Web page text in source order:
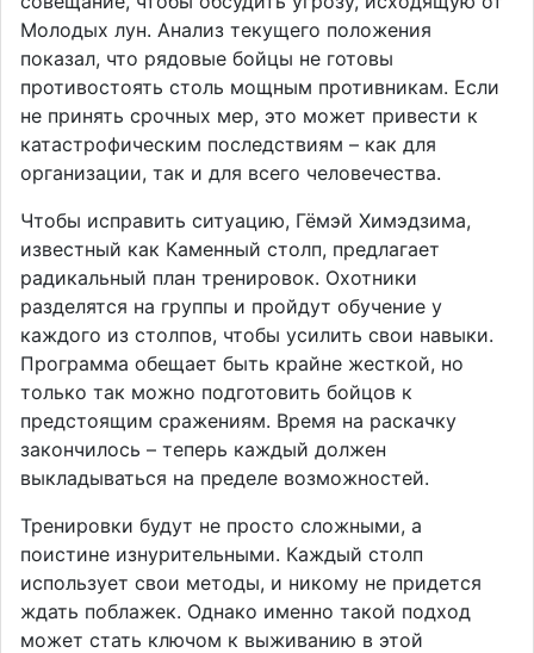
Молодых лун. Анализ текущего положения
показал, что рядовые бойцы не готовы
противостоять столь мощным противникам. Если
не принять срочных мер, это может привести к
катастрофическим последствиям – как для
организации, так и для всего человечества.
Чтобы исправить ситуацию, Гёмэй Химэдзима,
известный как Каменный столп, предлагает
радикальный план тренировок. Охотники
разделятся на группы и пройдут обучение у
каждого из столпов, чтобы усилить свои навыки.
Программа обещает быть крайне жесткой, но
только так можно подготовить бойцов к
предстоящим сражениям. Время на раскачку
закончилось – теперь каждый должен
выкладываться на пределе возможностей.
Тренировки будут не просто сложными, а
поистине изнурительными. Каждый столп
использует свои методы, и никому не придется
ждать поблажек. Однако именно такой подход
может стать ключом к выживанию в этой